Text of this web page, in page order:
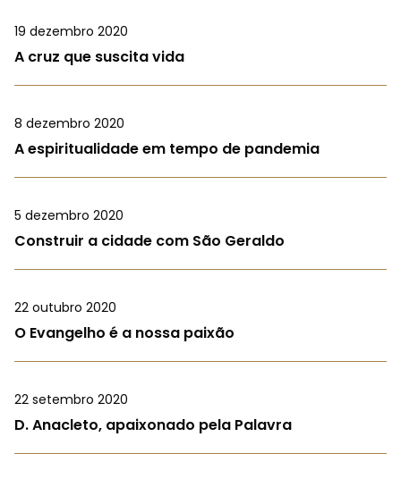
19 dezembro 2020
A cruz que suscita vida
8 dezembro 2020
A espiritualidade em tempo de pandemia
5 dezembro 2020
Construir a cidade com São Geraldo
22 outubro 2020
O Evangelho é a nossa paixão
22 setembro 2020
D. Anacleto, apaixonado pela Palavra